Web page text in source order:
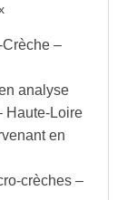
–
analyse
Haute-Loire
en
crèches –